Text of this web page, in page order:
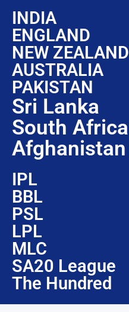
INDIA
ENGLAND
NEW ZEALAND
AUSTRALIA
PAKISTAN
Sri Lanka
South Africa
Afghanistan
IPL
BBL
PSL
LPL
MLC
SA20 League
The Hundred